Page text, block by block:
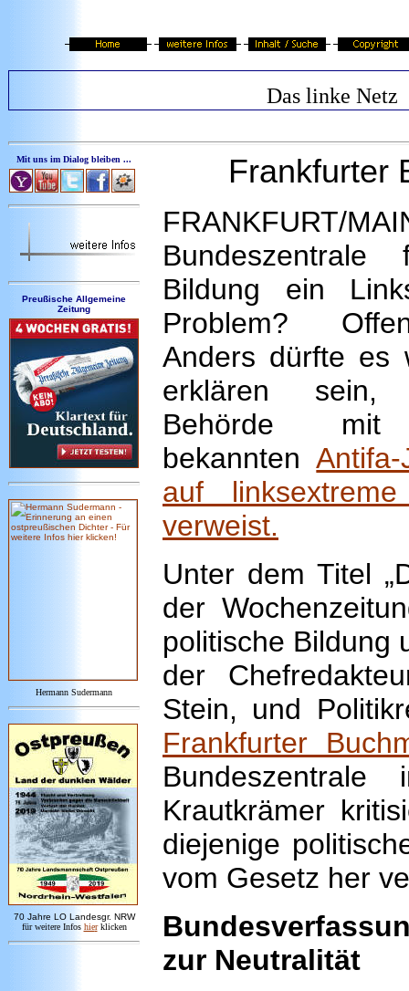
Das linke Netz
Mit uns im Dialog bleiben ...
Preußische Allgemeine
Zeitung
Hermann Sudermann
70 Jahre LO Landesgr. NRW
für weitere Infos hier klicken
Frankfurter
FRANKFURT/
Bundeszentrale
Bildung ein
Problem?
Anders dürfte es
erklären
Behörde mit
bekannten
auf
verweist.
Unter dem Titel
der
politische Bildung
der
Stein, und
Frankfurter
Krautkrämer
diejenige
vom Gesetz her
zur Neutralität